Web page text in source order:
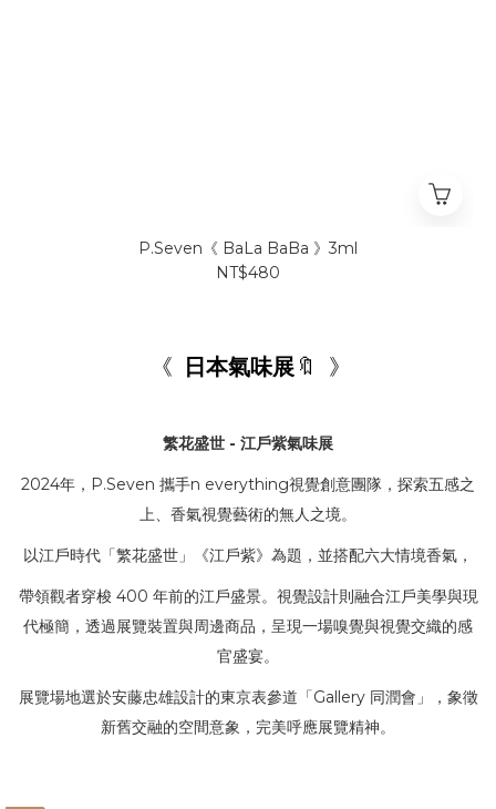
P.Seven《 BaLa BaBa 》3ml
NT$480
《 日本氣味展 🔖 》
繁花盛世 - 江戶紫氣味展
2024年，P.Seven 攜手n everything視覺創意團隊，探索五感之
上、香氣視覺藝術的無人之境。
以江戶時代「繁花盛世」《江戶紫》為題，並搭配六大情境香氣，
帶領觀者穿梭 400 年前的江戶盛景。視覺設計則融合江戶美學與現
代極簡，透過展覽裝置與周邊商品，呈現一場嗅覺與視覺交織的感
官盛宴。
展覽場地選於安藤忠雄設計的東京表參道「Gallery 同潤會」，象徵
新舊交融的空間意象，完美呼應展覽精神。